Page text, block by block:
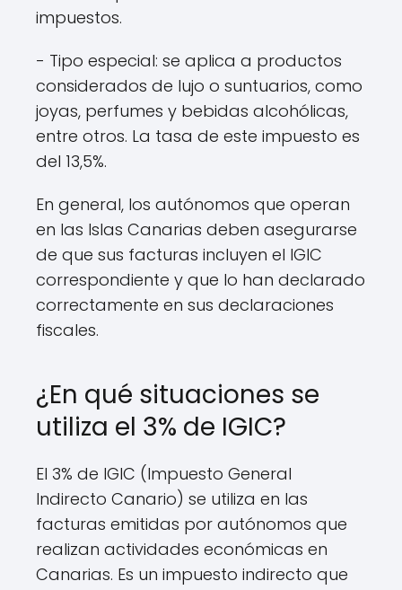
impuestos.
- Tipo especial: se aplica a productos
considerados de lujo o suntuarios, como
joyas, perfumes y bebidas alcohólicas,
entre otros. La tasa de este impuesto es
del 13,5%.
En general, los autónomos que operan
en las Islas Canarias deben asegurarse
de que sus facturas incluyen el IGIC
correspondiente y que lo han declarado
correctamente en sus declaraciones
fiscales.
¿En qué situaciones se
utiliza el 3% de IGIC?
El 3% de IGIC (Impuesto General
Indirecto Canario) se utiliza en las
facturas emitidas por autónomos que
realizan actividades económicas en
Canarias. Es un impuesto indirecto que